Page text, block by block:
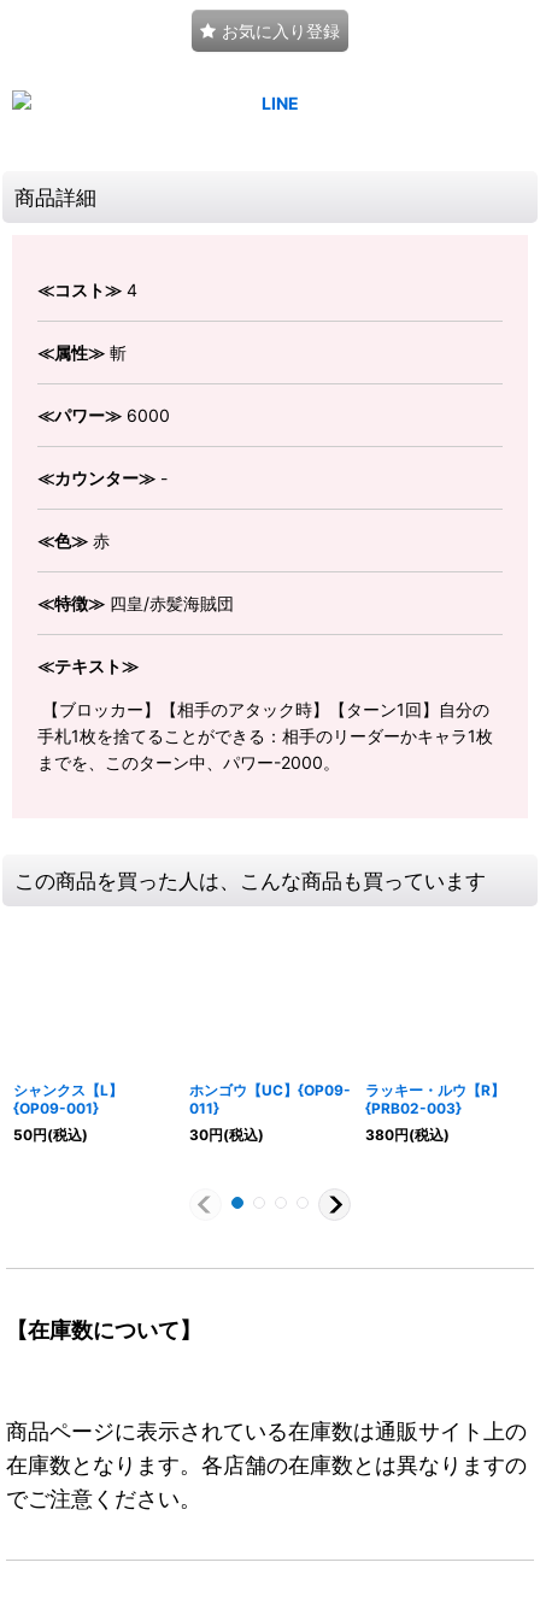
お気に入り登録
商品詳細
≪コスト≫ 4
≪属性≫ 斬
≪パワー≫ 6000
≪カウンター≫ -
≪色≫ 赤
≪特徴≫ 四皇/赤髪海賊団
≪テキスト≫
【ブロッカー】【相手のアタック時】【ターン1回】自分の
手札1枚を捨てることができる：相手のリーダーかキャラ1枚
までを、このターン中、パワー-2000。
この商品を買った人は、こんな商品も買っています
シャンクス【L】
{OP09-001}
50円(税込)
ホンゴウ【UC】{OP09-
011}
30円(税込)
ラッキー・ルウ【R】
{PRB02-003}
380円(税込)
【在庫数について】
商品ページに表示されている在庫数は通販サイト上の
在庫数となります。各店舗の在庫数とは異なりますの
でご注意ください。